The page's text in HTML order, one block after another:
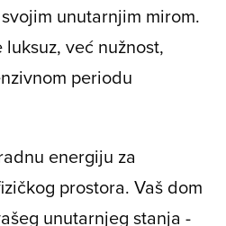
unutarnjim mirom.
već nužnost,
periodu
energiju za
prostora. Vaš dom
unutarnjeg stanja -